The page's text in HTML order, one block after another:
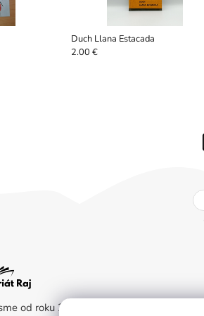
Duch Llana Estacada
2.00 €
od roku 2011. Kladieme dôraz na